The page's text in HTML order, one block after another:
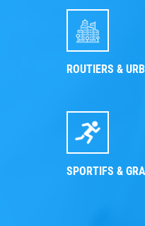
ROUTIERS &
SPORTIFS &